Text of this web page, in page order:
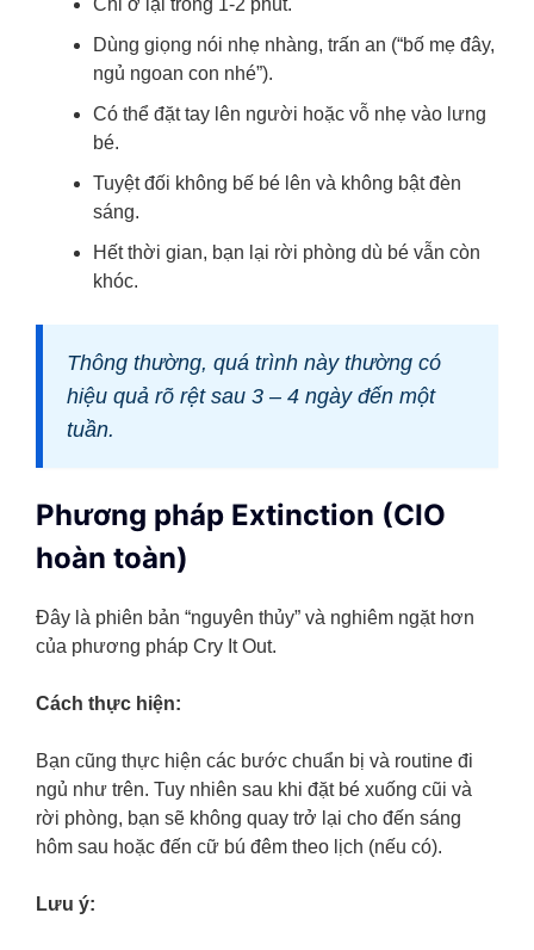
Chỉ ở lại trong 1-2 phút.
Dùng giọng nói nhẹ nhàng, trấn an (“bố mẹ đây,
ngủ ngoan con nhé”).
Có thể đặt tay lên người hoặc vỗ nhẹ vào lưng
bé.
Tuyệt đối không bế bé lên và không bật đèn
sáng.
Hết thời gian, bạn lại rời phòng dù bé vẫn còn
khóc.
Thông thường, quá trình này thường có
hiệu quả rõ rệt sau 3 – 4 ngày đến một
tuần.
Phương pháp Extinction (CIO
hoàn toàn)
Đây là phiên bản “nguyên thủy” và nghiêm ngặt hơn
của phương pháp Cry It Out.
Cách thực hiện:
Bạn cũng thực hiện các bước chuẩn bị và routine đi
ngủ như trên. Tuy nhiên sau khi đặt bé xuống cũi và
rời phòng, bạn sẽ không quay trở lại cho đến sáng
hôm sau hoặc đến cữ bú đêm theo lịch (nếu có).
Lưu ý: